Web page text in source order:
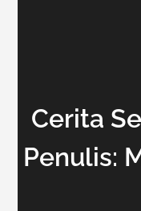
Cerita
Penulis: